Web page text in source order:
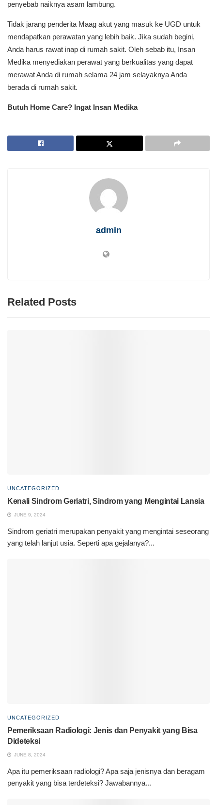
penyebab naiknya asam lambung.
Tidak jarang penderita Maag akut yang masuk ke UGD untuk
mendapatkan perawatan yang lebih baik. Jika sudah begini,
Anda harus rawat inap di rumah sakit. Oleh sebab itu, Insan
Medika menyediakan perawat yang berkualitas yang dapat
merawat Anda di rumah selama 24 jam selayaknya Anda
berada di rumah sakit.
Butuh Home Care? Ingat Insan Medika
admin
Related Posts
UNCATEGORIZED
Kenali Sindrom Geriatri, Sindrom yang Mengintai Lansia
JUNE 9, 2024
Sindrom geriatri merupakan penyakit yang mengintai seseorang
yang telah lanjut usia. Seperti apa gejalanya?...
UNCATEGORIZED
Pemeriksaan Radiologi: Jenis dan Penyakit yang Bisa
Dideteksi
JUNE 8, 2024
Apa itu pemeriksaan radiologi? Apa saja jenisnya dan beragam
penyakit yang bisa terdeteksi? Jawabannya...